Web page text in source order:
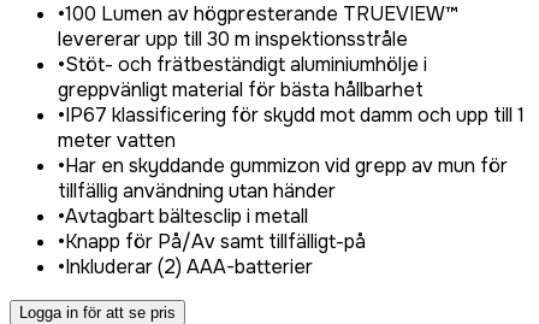
•100 Lumen av högpresterande TRUEVIEW™
levererar upp till 30 m inspektionsstråle
•Stöt- och frätbeständigt aluminiumhölje i
greppvänligt material för bästa hållbarhet
•IP67 klassificering för skydd mot damm och upp till 1
meter vatten
•Har en skyddande gummizon vid grepp av mun för
tillfällig användning utan händer
•Avtagbart bältesclip i metall
•Knapp för På/Av samt tillfälligt-på
•Inkluderar (2) AAA-batterier
Logga in för att se pris